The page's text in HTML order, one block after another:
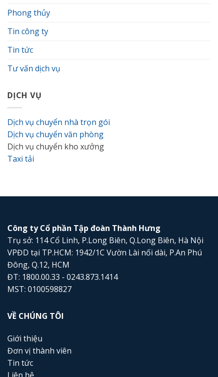
Phong thủy
Tin công ty
Tin tức
Tư vấn dịch vụ
DỊCH VỤ
Dịch vụ chuyển nhà trọn gói
Dịch vụ chuyển văn phòng
Dịch vụ chuyển kho xưởng
Taxi tải
Công ty Cổ phần Tập đoàn Thành Hưng
Trụ sở: 114 Cổ Linh, P.Long Biên, Q.Long Biên, Hà Nội
VPĐD tại TP.HCM: 1942/1C Vườn Lài nối dài, P.An Phú
Đông, Q.12, HCM
ĐT: 1800.00.33 - 0243.873.1414
MST: 0100598827
VỀ CHÚNG TÔI
Giới thiệu
Đơn vị thành viên
Tin tức